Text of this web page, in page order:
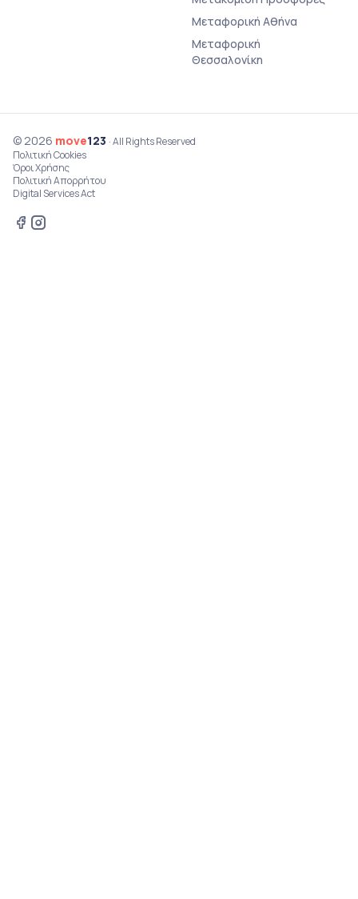
Μεταφορική Αθήνα
Μεταφορική
Θεσσαλονίκη
© 2026 move123 · All Rights Reserved
Πολιτική Cookies
Όροι Χρήσης
Πολιτική Απορρήτου
Digital Services Act